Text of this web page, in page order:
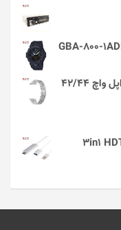
بند طرح Diamond کد i1012 مناسب برای اپل واچ 42/44